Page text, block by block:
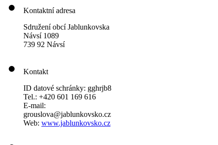
Kontaktní adresa
Sdružení obcí Jablunkovska
Návsí 1089
739 92 Návsí
Kontakt
ID datové schránky: gghrjb8
Tel.: +420 601 169 616
E-mail:
grouslova@jablunkovsko.cz
Web: www.jablunkovsko.cz